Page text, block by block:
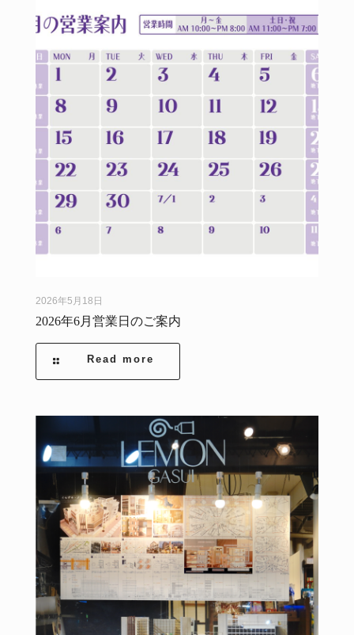
2026年5月18日
2026年6月営業日のご案内
Read more